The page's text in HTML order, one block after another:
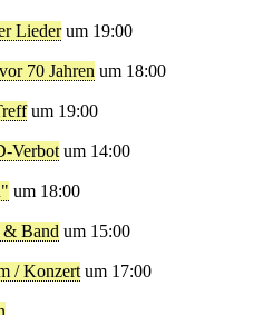
Lieder um 19:00
70 Jahren um 18:00
um 19:00
Verbot um 14:00
um 18:00
Band um 15:00
/ Konzert um 17:00